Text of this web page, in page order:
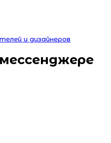
и дизайнеров